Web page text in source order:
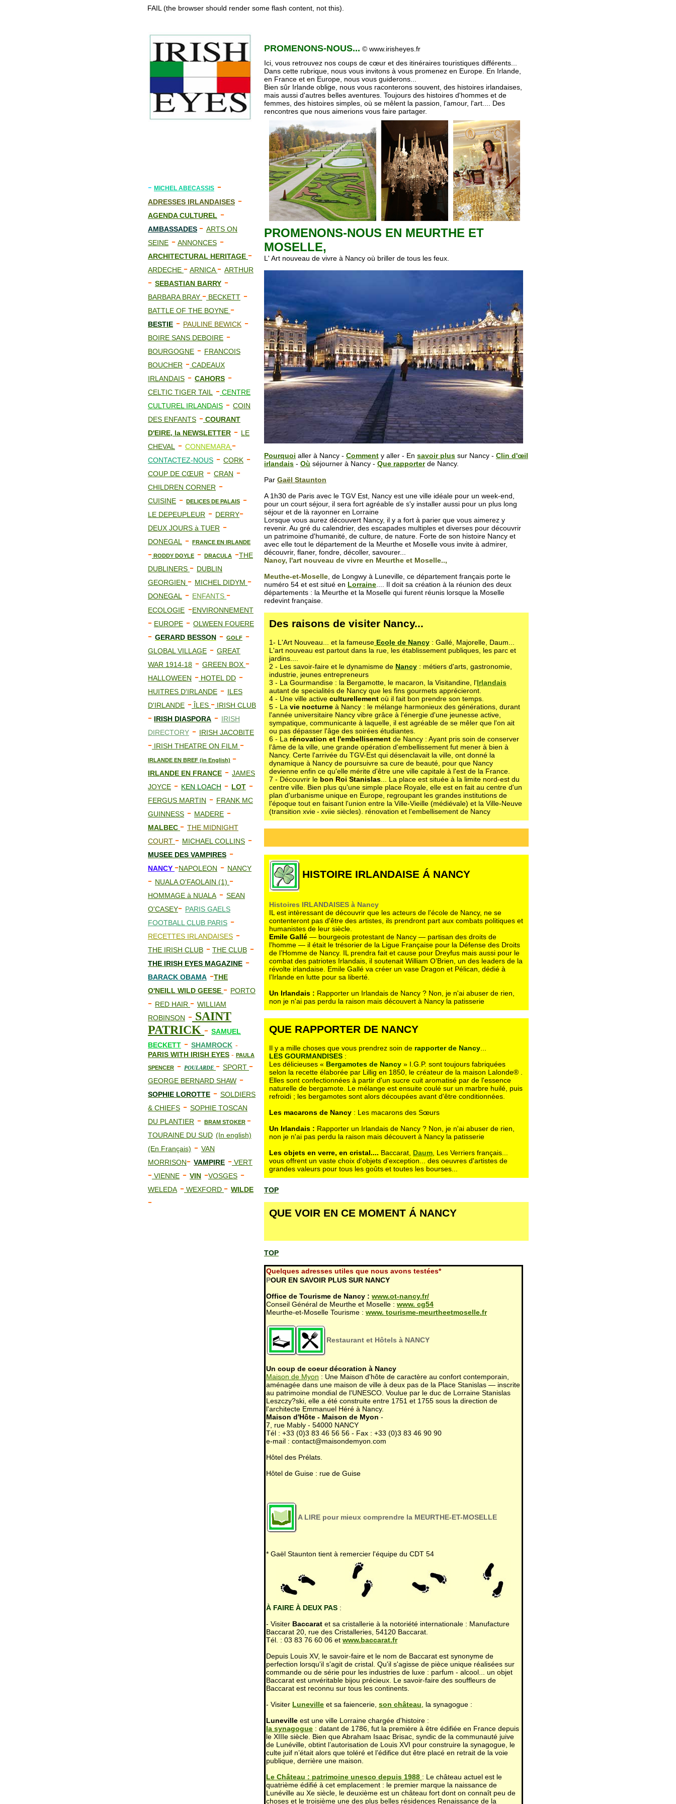
FAIL (the browser should render some flash content, not this).
- MICHEL ABECASSIS -
ADRESSES IRLANDAISES -
AGENDA CULTUREL -
AMBASSADES - ARTS ON
SEINE - ANNONCES -
ARCHITECTURAL HERITAGE -
ARDECHE - ARNICA- ARTHUR
- SEBASTIAN BARRY -
BARBARA BRAY - BECKETT -
BATTLE OF THE BOYNE -
BESTIE - PAULINE BEWICK -
BOIRE SANS DEBOIRE -
BOURGOGNE - FRANCOIS
BOUCHER - CADEAUX
IRLANDAIS - CAHORS -
CELTIC TIGER TAIL - CENTRE
CULTUREL IRLANDAIS - COIN
DES ENFANTS - COURANT
D'EIRE, la NEWSLETTER - LE
CHEVAL
- CONNEMARA -
CONTACTEZ-NOUS - CORK -
COUP DE CŒUR - CRAN -
CHILDREN CORNER -
CUISINE - DELICES DE PALAIS -
LE DEPEUPLEUR - DERRY-
DEUX JOURS à TUER -
DONEGAL - FRANCE EN IRLANDE
- RODDY DOYLE - DRACULA -THE
DUBLINERS - DUBLIN
GEORGIEN - MICHEL DIDYM -
DONEGAL - ENFANTS -
ECOLOGIE -ENVIRONNEMENT
- EUROPE - OLWEEN FOUERE
- GERARD BESSON - GOLF -
GLOBAL VILLAGE - GREAT
WAR 1914-18 - GREEN BOX -
HALLOWEEN - HOTEL DD -
HUITRES D'IRLANDE - ILES
D'IRLANDE - ÎLES - IRISH CLUB
- IRISH DIASPORA - IRISH
DIRECTORY - IRISH JACOBITE
- IRISH THEATRE ON FILM -
IRLANDE EN BREF (in English) -
IRLANDE EN FRANCE - JAMES
JOYCE - KEN LOACH - LOT -
FERGUS MARTIN - FRANK MC
GUINNESS - MADERE -
MALBEC - THE MIDNIGHT
COURT - MICHAEL COLLINS -
MUSEE DES VAMPIRES -
NANCY -NAPOLEON - NANCY
- NUALA O'FAOLAIN (1) -
HOMMAGE à NUALA - SEAN
O'CASEY- PARIS GAELS
FOOTBALL CLUB PARIS -
RECETTES IRLANDAISES -
THE IRISH CLUB - THE CLUB -
THE IRISH EYES MAGAZINE -
BARACK OBAMA -THE
O'NEILL WILD GEESE - PORTO
- RED HAIR - WILLIAM
ROBINSON - SAINT
PATRICK - SAMUEL
BECKETT - SHAMROCK -
PARIS WITH IRISH EYES - PAULA
SPENCER - POULARDE - SPORT -
GEORGE BERNARD SHAW -
SOPHIE LOROTTE - SOLDIERS
& CHIEFS - SOPHIE TOSCAN
DU PLANTIER - BRAM STOKER -
TOURAINE DU SUD (In english)
(En Français) - VAN
MORRISON- VAMPIRE - VERT
- VIENNE - VIN -VOSGES -
WELEDA - WEXFORD - WILDE
-
PROMENONS-NOUS... © www.irisheyes.fr
Ici, vous retrouvez nos coups de cœur et des itinéraires touristiques différents...
Dans cette rubrique, nous vous invitons à vous promenez en Europe. En Irlande,
en France et en Europe, nous vous guiderons...
Bien sûr Irlande oblige, nous vous raconterons souvent, des histoires irlandaises,
mais aussi d'autres belles aventures. Toujours des histoires d'hommes et de
femmes, des histoires simples, où se mêlent la passion, l'amour, l'art.... Des
rencontres que nous aimerions vous faire partager.
PROMENONS-NOUS EN MEURTHE ET
MOSELLE,
L' Art nouveau de vivre à Nancy où briller de tous les feux.
Pourquoi aller à Nancy - Comment y aller - En savoir plus sur Nancy - Clin d'œil
irlandais - Où séjourner à Nancy - Que rapporterde Nancy.
Par Gaël Staunton
A 1h30 de Paris avec le TGV Est, Nancy est une ville idéale pour un week-end,
pour un court séjour, il sera fort agréable de s'y installer aussi pour un plus long
séjour et de là rayonner en Lorraine
Lorsque vous aurez découvert Nancy, il y a fort à parier que vous aimerez y
revenir. Au gré du calendrier, des escapades multiples et diverses pour découvrir
un patrimoine d'humanité, de culture, de nature. Forte de son histoire Nancy et
avec elle tout le département de la Meurthe et Moselle vous invite à admirer,
découvrir, flaner, fondre, décoller, savourer...
Nancy, l'art nouveau de vivre en Meurthe et Moselle..,
Meuthe-et-Moselle , de Longwy à Luneville, ce département français porte le
numéro 54 et est situé en Lorraine .... Il doit sa création à la réunion des deux
départements : la Meurthe et la Moselle qui furent réunis lorsque la Moselle
redevint française.
Des raisons de visiter Nancy...
1- L'Art Nouveau... et la fameuse Ecole de Nancy : Gallé, Majorelle, Daum...
L'art nouveau est partout dans la rue, les établissement publiques, les parc et
jardins....
2 - Les savoir-faire et le dynamisme de Nancy : métiers d'arts, gastronomie,
industrie, jeunes entrepreneurs
3 - La Gourmandise : la Bergamotte, le macaron, la Visitandine, l'Irlandais
autant de specialités de Nancy que les fins gourmets apprécieront.
4 - Une ville active culturellement où il fait bon prendre son temps.
5 - La vie nocturne à Nancy : le mélange harmonieux des générations, durant
l'année universitaire Nancy vibre grâce à l'énergie d'une jeunesse active,
sympatique, communicante à laquelle, il est agréable de se mêler que l'on ait
ou pas dépasser l'âge des soirées étudiantes.
6 - La rénovation et l'embellisement de Nancy : Ayant pris soin de conserver
l'âme de la ville, une grande opération d'embellissement fut mener à bien à
Nancy. Certe l'arrivée du TGV-Est qui désenclavait la ville, ont donné la
dynamique à Nancy de poursuivre sa cure de beauté, pour que Nancy
devienne enfin ce qu'elle mérite d'être une ville capitale à l'est de la France.
7 - Découvrir le bon Roi Stanislas... La place est située à la limite nord-est du
centre ville. Bien plus qu'une simple place Royale, elle est en fait au centre d'un
plan d'urbanisme unique en Europe, regroupant les grandes institutions de
l'époque tout en faisant l'union entre la Ville-Vieille (médiévale) et la Ville-Neuve
(transition xvie - xviie siècles). rénovation et l'embellisement de Nancy
HISTOIRE IRLANDAISE Á NANCY
Histoires IRLANDAISES à Nancy
IL est intèressant de découvrir que les acteurs de l'école de Nancy, ne se
contenteront pas d'être des artistes, ils prendront part aux combats politiques et
humanistes de leur siècle.
Emile Gallé — bourgeois protestant de Nancy — partisan des droits de
l'homme — il était le trésorier de la Ligue Française pour la Défense des Droits
de l’Homme de Nancy. IL prendra fait et cause pour Dreyfus mais aussi pour le
combat des patriotes Irlandais, il soutenait William O’Brien, un des leaders de la
révolte irlandaise. Emile Gallé va créer un vase Dragon et Pélican, dédié à
l’Irlande en lutte pour sa liberté.
Un Irlandais : Rapporter un Irlandais de Nancy ? Non, je n'ai abuser de rien,
non je n'ai pas perdu la raison mais découvert à Nancy la patisserie
QUE RAPPORTER DE NANCY
Il y a mille choses que vous prendrez soin de rapporter de Nancy...
LES GOURMANDISES :
Les délicieuses « Bergamotes de Nancy » I.G.P. sont toujours fabriquées
selon la recette élaborée par Lillig en 1850, le créateur de la maison Lalonde® .
Elles sont confectionnées à partir d'un sucre cuit aromatisé par de l'essence
naturelle de bergamote. Le mélange est ensuite coulé sur un marbre huilé, puis
refroidi ; les bergamotes sont alors découpées avant d'être conditionnées.
Les macarons de Nancy : Les macarons des Sœurs
Un Irlandais : Rapporter un Irlandais de Nancy ? Non, je n'ai abuser de rien,
non je n'ai pas perdu la raison mais découvert à Nancy la patisserie
Les objets en verre, en cristal.... Baccarat, Daum, Les Verriers français...
vous offrent un vaste choix d'objets d'exception... des oeuvres d'artistes de
grandes valeurs pour tous les goûts et toutes les bourses...
TOP
QUE VOIR EN CE MOMENT Á NANCY
TOP
Quelques adresses utiles que nous avons testées*
POUR EN SAVOIR PLUS SUR NANCY
Office de Tourisme de Nancy : www.ot-nancy.fr/
Conseil Général de Meurthe et Moselle : www. cg54
Meurthe-et-Moselle Tourisme : www. tourisme-meurtheetmoselle.fr
Restaurant et Hôtels à NANCY
Un coup de coeur décoration à Nancy
Maison de Myon : Une Maison d'hôte de caractère au confort contemporain,
aménagée dans une maison de ville à deux pas de la Place Stanislas — inscrite
au patrimoine mondial de l'UNESCO. Voulue par le duc de Lorraine Stanislas
Leszczy?ski, elle a été construite entre 1751 et 1755 sous la direction de
l'architecte Emmanuel Héré à Nancy.
Maison d'Hôte - Maison de Myon -
7, rue Mably - 54000 NANCY
Tél : +33 (0)3 83 46 56 56 - Fax : +33 (0)3 83 46 90 90
e-mail : contact@maisondemyon.com
Hôtel des Prélats.
Hôtel de Guise : rue de Guise
A LIRE pour mieux comprendre la MEURTHE-ET-MOSELLE
* Gaël Staunton tient à remercier l'équipe du CDT 54
À FAIRE À DEUX PAS :
- Visiter Baccarat et sa cristallerie à la notoriété internationale : Manufacture
Baccarat 20, rue des Cristalleries, 54120 Baccarat.
Tél. : 03 83 76 60 06 et www.baccarat.fr
Depuis Louis XV, le savoir-faire et le nom de Baccarat est synonyme de
perfection lorsqu'il s'agit de cristal. Qu'il s'agisse de pièce unique réalisées sur
commande ou de série pour les industries de luxe : parfum - alcool... un objet
Baccarat est unvéritable bijou précieux. Le savoir-faire des souffleurs de
Baccarat est reconnu sur tous les continents.
- Visiter Luneville et sa faiencerie, son château , la synagogue :
Luneville est une ville Lorraine chargée d'histoire :
la synagogue : datant de 1786, fut la première à être édifiée en France depuis
le XIIIe siècle. Bien que Abraham Isaac Brisac, syndic de la communauté juive
de Lunéville, obtint l’autorisation de Louis XVI pour construire la synagogue, le
culte juif n’était alors que toléré et l’édifice dut être placé en retrait de la voie
publique, derrière une maison.
Le Château : patrimoine unesco depuis 1988 : Le château actuel est le
quatrième édifié à cet emplacement : le premier marque la naissance de
Lunéville au Xe siècle, le deuxième est un château fort dont on connaît peu de
choses et le troisième une des plus belles résidences Renaissance de la